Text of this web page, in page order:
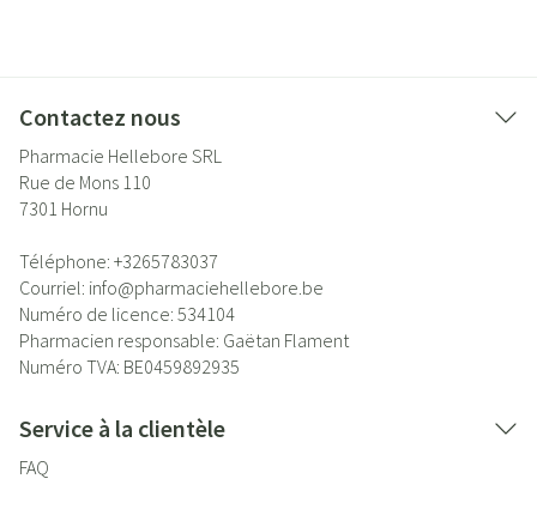
Contactez nous
Pharmacie Hellebore SRL
Rue de Mons 110
7301 Hornu
Téléphone: +3265783037
Courriel: info@pharmaciehellebore.be
Numéro de licence: 534104
Pharmacien responsable: Gaëtan Flament
Numéro TVA: BE0459892935
Service à la clientèle
FAQ